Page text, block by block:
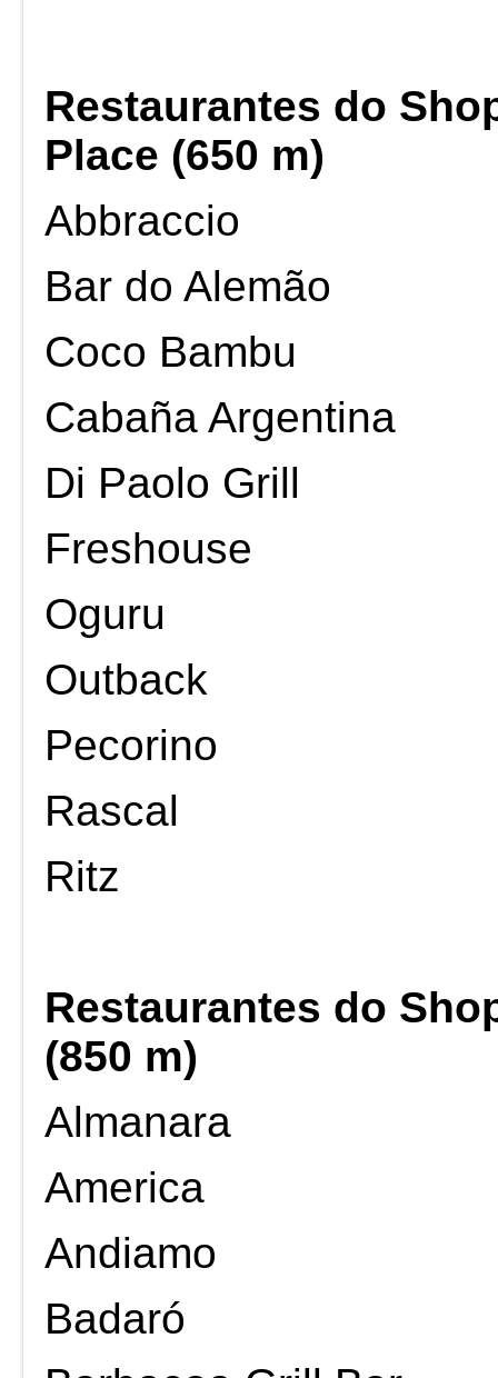
Restaurantes do
Place (650 m)
Abbraccio
Bar do Alemão
Coco Bambu
Cabaña Argentina
Di Paolo Grill
Freshouse
Oguru
Outback
Pecorino
Rascal
Ritz
Restaurantes do
(850 m)
Almanara
America
Andiamo
Badaró